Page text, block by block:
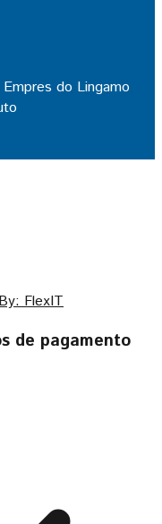
do Lingamo
FlexIT
de pagamento